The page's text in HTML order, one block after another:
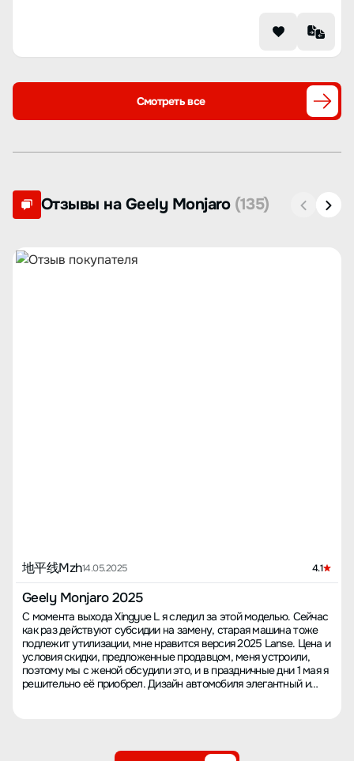
Смотреть все
Отзывы на Geely Monjaro (135)
地平线Mzh14.05.2025 4.1
Geely Monjaro 2025
С момента выхода Xingyue L я следил за этой моделью. Сейчас
как раз действуют субсидии на замену, старая машина тоже
подлежит утилизации, мне нравится версия 2025 Lanse. Цена и
условия скидки, предложенные продавцом, меня устроили,
поэтому мы с женой обсудили это, и в праздничные дни 1 мая я
решительно её приобрел. Дизайн автомобиля элегантный и
управления автомобилем обычная, настоятельно рекомендую